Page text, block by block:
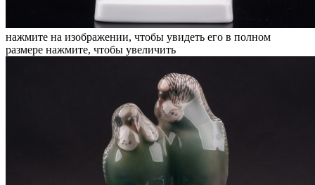
нажмите на изображении, чтобы увидеть его в полном
размере нажмите, чтобы увеличить